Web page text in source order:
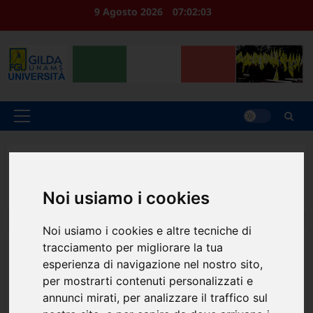
Noi usiamo i cookies
Noi usiamo i cookies e altre tecniche di
tracciamento per migliorare la tua
esperienza di navigazione nel nostro sito,
per mostrarti contenuti personalizzati e
annunci mirati, per analizzare il traffico sul
9 Agosto 2026 07:02:03
Menu
abusi più frequenti
CGS – Le pillole di Rino Di